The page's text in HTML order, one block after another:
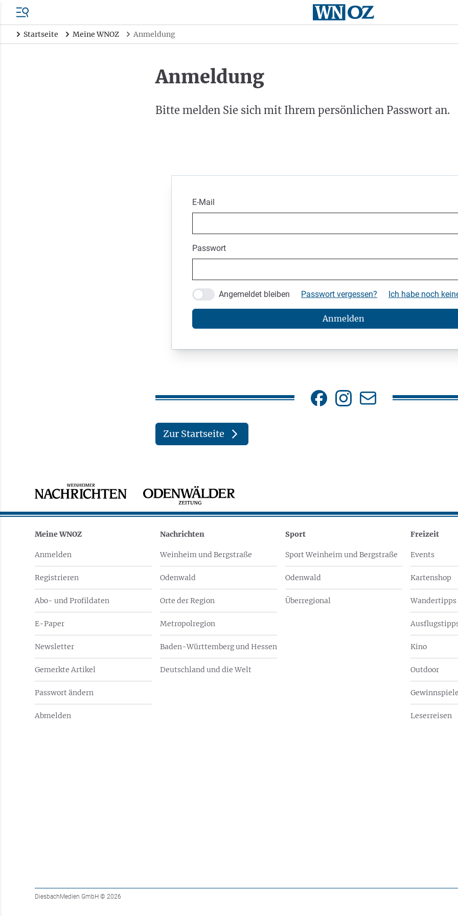
Startseite Meine WNOZ Anmeldung
Anmeldung
Bitte melden Sie sich mit Ihrem persönlichen Passwort an.
E-Mail
Passwort
Angemeldet bleiben Passwort vergessen? Ich habe noch
Anmelden
Zur Startseite
Meine WNOZ
Anmelden
Registrieren
Abo- und Profildaten
E-Paper
Newsletter
Gemerkte Artikel
Passwort ändern
Abmelden
Nachrichten
Weinheim und Bergstraße
Odenwald
Orte der Region
Metropolregion
Baden-Württemberg und Hessen
Deutschland und die Welt
Sport
Sport Weinheim und Bergstraße
Odenwald
Überregional
Freizeit
Events
Kartenshop
Wandertipps
Kino
Outdoor
Gewinnspiele
Leserreisen
DiesbachMedien GmbH © 2026